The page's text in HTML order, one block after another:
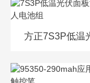
方正7S3P低温